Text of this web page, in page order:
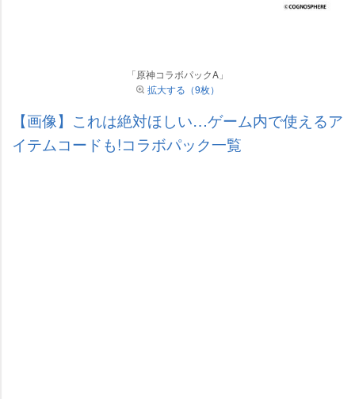
「原神コラボパックA」
拡大する（9枚）
【画像】これは絶対ほしい…ゲーム内で使えるア
イテムコードも!コラボパック一覧